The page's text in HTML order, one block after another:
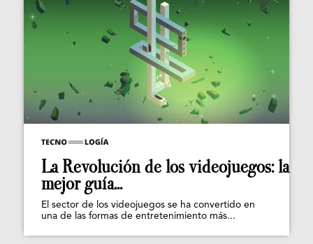
La Revolución de los videojuegos: la
mejor guía...
El sector de los videojuegos se ha convertido en
una de las formas de entretenimiento más...